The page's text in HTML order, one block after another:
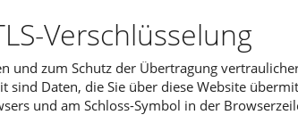
Verschlüsselung
und zum Schutz der Übertragung
sind Daten, die Sie über diese Website
und am Schloss-Symbol in der